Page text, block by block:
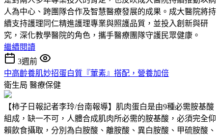
人為中心、跨團隊合作及智慧醫療發展的成果。成大醫院將持
續支持護理同仁精進護理專業與照護品質，並投入創新與研
究，深化教學醫院的角色，攜手醫療團隊守護民眾健康。
繼續閱讀
3週前
中高齡養肌妙招蛋白質『葷素』搭配，營養加倍
衛生局 醫療保健
【柿子日報記者李玲/台南報導】肌肉蛋白是由9種必需胺基酸
組成，缺一不可，人體合成肌肉所必需的胺基酸，必須完全仰
賴飲食攝取，分別為白胺酸、離胺酸、異白胺酸、甲硫胺酸、